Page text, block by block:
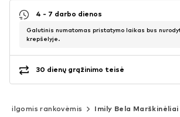
4 - 7 darbo dienos
Galutinis numatomas pristatymo laikas bus
krepšelyje.
30 dienų grąžinimo teisė
ilgomis rankovėmis Imily Bela